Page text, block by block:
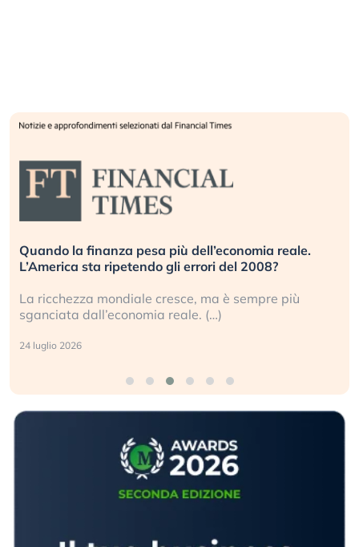
Quando la finanza pesa più dell’economia reale.
L’America sta ripetendo gli errori del 2008?
La ricchezza mondiale cresce, ma è sempre più
sganciata dall’economia reale. (…)
24 luglio 2026